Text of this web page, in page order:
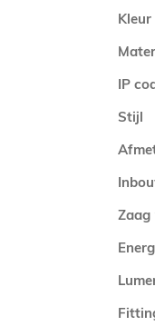
Kleur
IP
Stijl
Zaag